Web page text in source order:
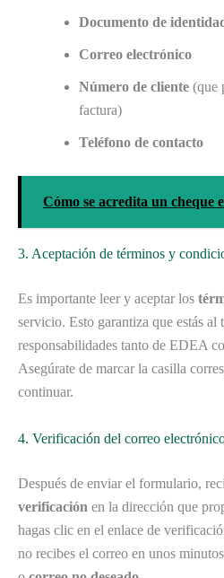
Documento de
Correo electrónico
Número de cliente (que
factura)
Teléfono de contacto
Cómo se acredita un cheque
3. Aceptación de términos y
Es importante leer y aceptar los
servicio. Esto garantiza que estás al
responsabilidades tanto de EDEA
Asegúrate de marcar la casilla
continuar.
4. Verificación del correo
Después de enviar el formulario,
verificación en la dirección que
hagas clic en el enlace de
no recibes el correo en unos